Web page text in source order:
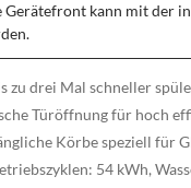
Gerätefront kann mit der
zu drei Mal schneller
Türöffnung für hoch
Körbe speziell für
54 kWh,